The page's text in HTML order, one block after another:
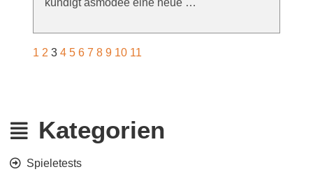
kündigt asmodee eine neue …
1 2 3 4 5 6 7 8 9 10 11
Kategorien
Spieletests